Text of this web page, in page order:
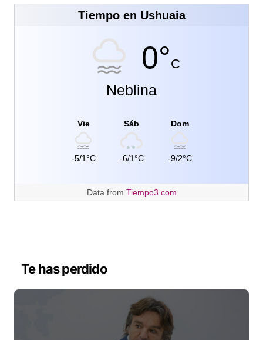
Tiempo en Ushuaia
0°C
Neblina
Vie
-5/1°C
Sáb
-6/1°C
Dom
-9/2°C
Data from Tiempo3.com
Te has perdido